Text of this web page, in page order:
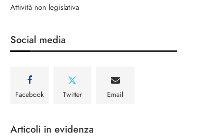
Attività non legislativa
Social media
Facebook Twitter Email
Articoli in evidenza